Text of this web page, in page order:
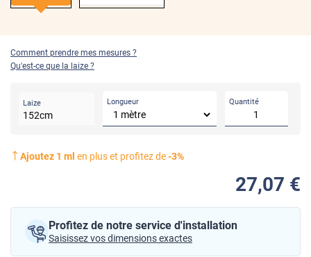
Comment prendre mes mesures ?
Qu'est-ce que la laize ?
Laize
152cm
Longueur Quantité
Ajoutez 1 ml en plus et profitez de-3%
27,07 €
Profitez de notre service d'installation
Saisissez vos dimensions exactes